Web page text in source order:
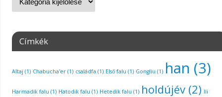
Címkék
Altaj (1) Chabucha'er(1) családfa (1) Első falu (1) Gongliu (1) han (3)
Harmadik falu (1) Hatodik falu (1) Hetedik falu (1) holdújév(2) Ili